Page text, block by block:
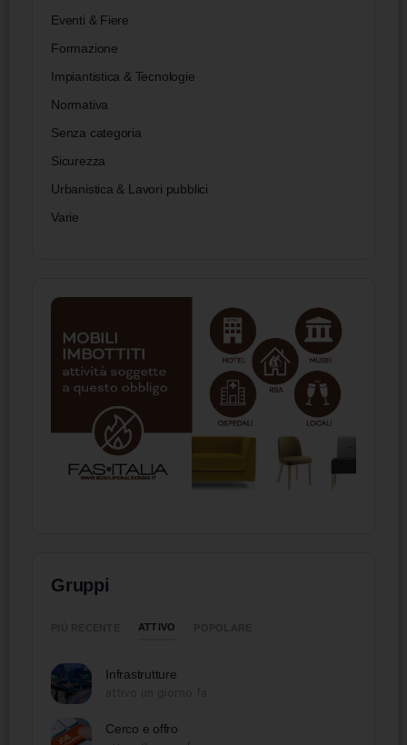
Eventi & Fiere
Formazione
Impiantistica & Tecnologie
Normativa
Senza categoria
Sicurezza
Urbanistica & Lavori pubblici
Varie
Gruppi
ATTIVO
Infrastrutture
Cerco e offro